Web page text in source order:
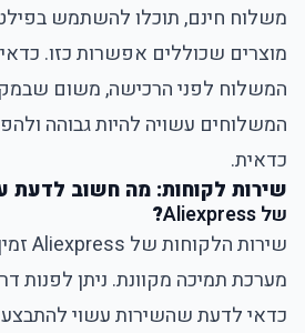
משלוח חינם, תוכלו להשתמש
מוצרים שכוללים אפשרות כזו.
המשלוח לפני הרכישה, משום
המשלוחים עשויה להיות גבוהה
כדאית.
שירות לקוחות: מה חשוב לדעת
של Aliexpress
?
שירות הלקוחות של Aliexpress
מערכת תמיכה מקוונת. ניתן לפנות
כדאי לדעת שהשירות עשוי להתבצע